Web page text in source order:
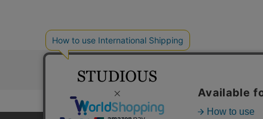
コーポレートサイト